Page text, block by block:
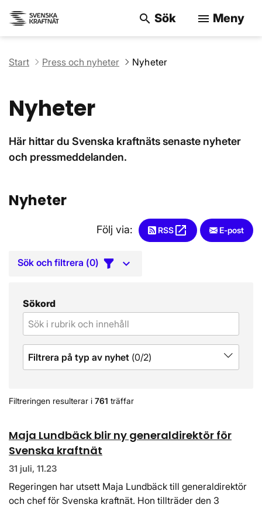
search Sök menu Meny
Start Press och nyheter Nyheter
Nyheter
Här hittar du Svenska kraftnäts senaste nyheter
och pressmeddelanden.
Nyheter
Följ via: RSSopen_in_new
Öppnas i nytt fönster
E-post
Sök och filtrera (0)
Sökord
Filtrera på typ av nyhet (0/2)
Filtreringen resulterar i 761 träffar
Maja Lundbäck blir ny generaldirektör för
Svenska kraftnät
31 juli, 11.23
Regeringen har utsett Maja Lundbäck till generaldirektör
och chef för Svenska kraftnät. Hon tillträder den 3